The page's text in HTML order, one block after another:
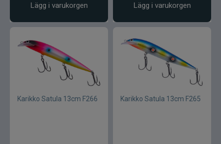
Lägg i varukorgen Lägg i varukorgen
Karikko Satula 13cm F266 Karikko Satula 13cm F265